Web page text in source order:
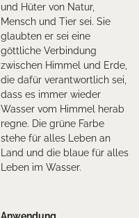
und Hüter von Natur,
Mensch und Tier sei. Sie
glaubten er sei eine
göttliche Verbindung
zwischen Himmel und Erde,
die dafür verantwortlich sei,
dass es immer wieder
Wasser vom Himmel herab
regne. Die grüne Farbe
stehe für alles Leben an
Land und die blaue für alles
Leben im Wasser.
Anwendung